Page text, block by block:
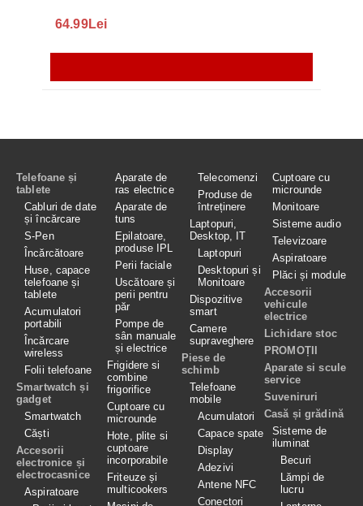
64.99Lei
Telefoane și
tablete
Cabluri de date
și încărcare
S-Pen
Încărcătoare
Huse, capace
telefoane și
tablete
Acumulatori
portabili
Încărcare
wireless
Folii telefoane
Smartwatch și
gadget
Smartwatch
Căști
Accesorii
electronice și
electrocasnice
Aspiratoare
Aparate de
ras electrice
Aparate de
tuns
Epilatoare,
produse IPL
Perii faciale
Uscătoare și
perii pentru
păr
Pompe de
sân manuale
și electrice
Frigidere si
combine
frigorifice
Cuptoare cu
microunde
Hote, plite si
cuptoare
incorporabile
Friteuze și
multicookers
Telecomenzi
Produse de
întreținere
Laptopuri,
Desktop, IT
Laptopuri
Desktopuri și
Monitoare
Dispozitive
smart
Camere
supraveghere
Piese de
schimb
Telefoane
mobile
Acumulatori
Capace spate
Display
Adezivi
Antene NFC
Conectori
Cuptoare cu
microunde
Monitoare
Sisteme audio
Televizoare
Aspiratoare
Plăci și module
Accesorii
vehicule
electrice
Lichidare stoc
PROMOȚII
Aparate si scule
service
Suveniruri
Casă și grădină
Sisteme de
iluminat
Becuri
Lămpi de
lucru